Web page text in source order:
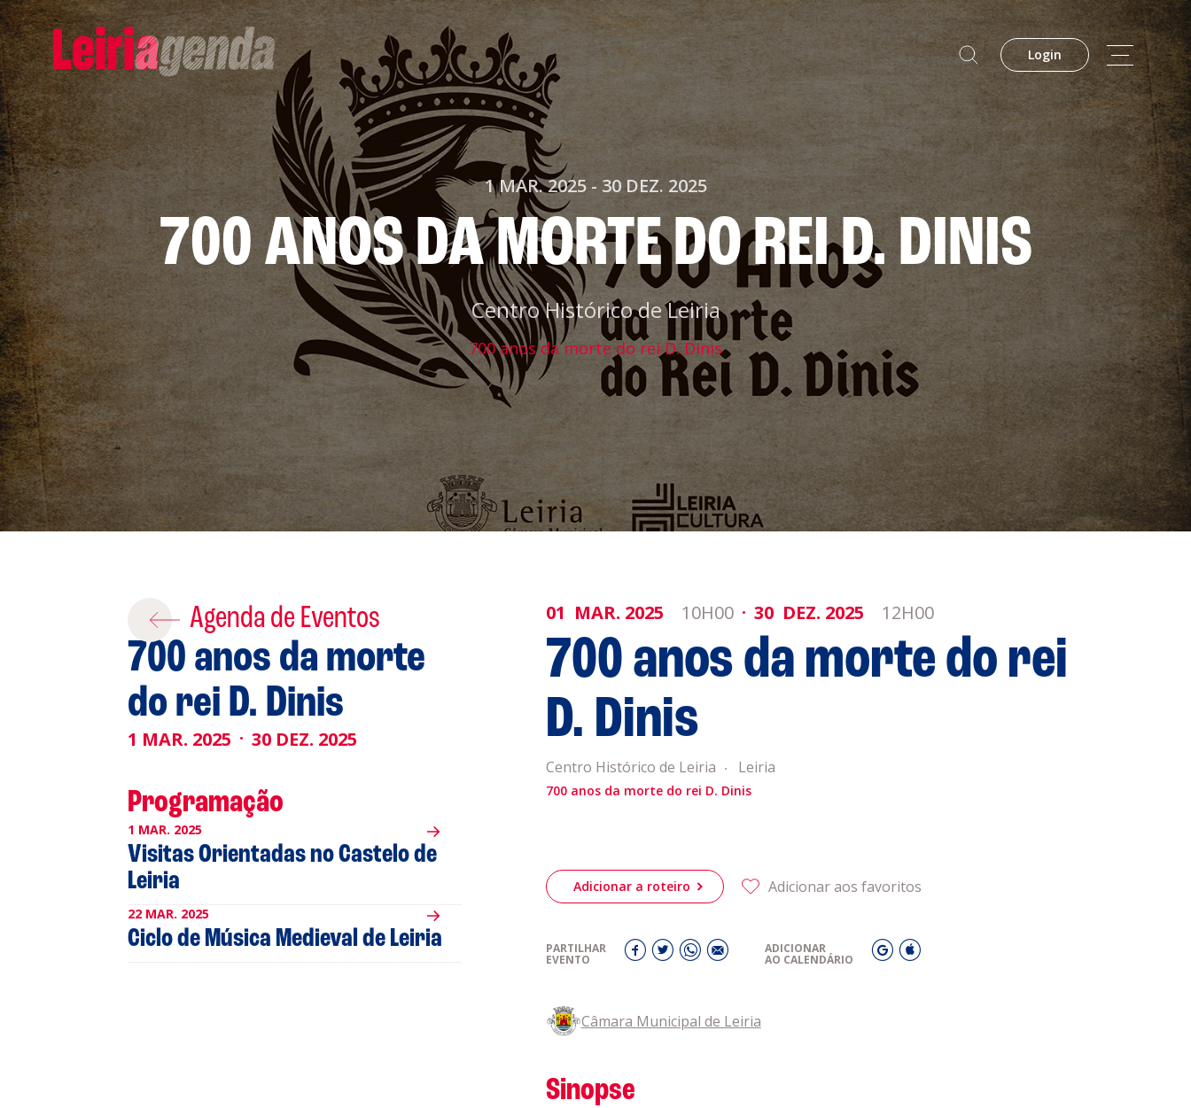
Login
Agenda
Leiriagenda
Clubes Desportivos
Contactos
Informações
Política de Cookies
1 MAR. 2025 - 30 DEZ. 2025
700 ANOS DA MORTE DO REI D. DINIS
Centro Histórico de Leiria
700 anos da morte do rei D. Dinis
Agenda de Eventos
700 anos da morte
do rei D. Dinis
1 MAR. 2025 30 DEZ. 2025
Programação
1 MAR. 2025
Visitas Orientadas no Castelo de
Leiria
22 MAR. 2025
Ciclo de Música Medieval de Leiria
01 MAR. 2025 10H00 30 DEZ. 2025 12H00
700 anos da morte do rei
D. Dinis
Centro Histórico de Leiria Leiria
700 anos da morte do rei D. Dinis
Adicionar a roteiro Adicionar aos favoritos
PARTILHAR
EVENTO
ADICIONAR
AO CALENDÁRIO
Câmara Municipal de Leiria
Sinopse
Adicionar ao Roteiro
ROTEIROS EXISTENTES
CRIAR NOVO
Gravar